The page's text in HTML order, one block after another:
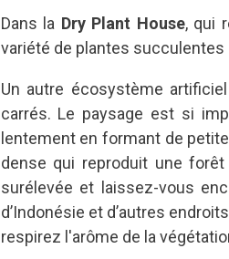
Dans la Dry Plant House, qui
variété de plantes
Un autre écosystème
carrés. Le paysage est si
lentement en formant de
dense qui reproduit une
surélevée et laissez-vous
d’Indonésie et d’autres
respirez l'arôme de la